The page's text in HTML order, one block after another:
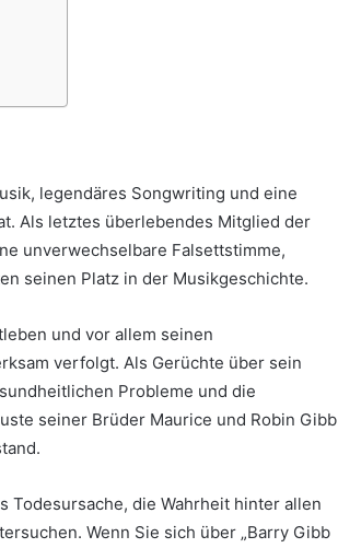
legendäres Songwriting und eine
Als letztes überlebendes Mitglied der
unverwechselbare Falsettstimme,
seinen Platz in der Musikgeschichte.
und vor allem seinen
verfolgt. Als Gerüchte über sein
Probleme und die
seiner Brüder Maurice und Robin Gibb
Todesursache, die Wahrheit hinter allen
Wenn Sie sich über „Barry Gibb